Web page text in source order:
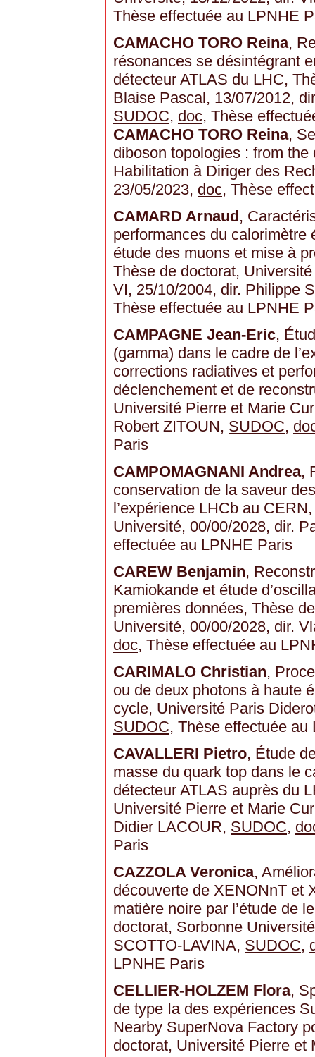
Thèse effectuée au LPNHE
CAMACHO TORO Reina,
résonances se désintégrant
détecteur ATLAS du LHC,
Blaise Pascal, 13/07/2012,
SUDOC, doc, Thèse
CAMACHO TORO Reina,
diboson topologies : from
Habilitation à Diriger des
23/05/2023, doc, Thèse
CAMARD Arnaud,
performances du calorimètre
étude des muons et mise à
Thèse de doctorat,
VI, 25/10/2004, dir. Philippe
Thèse effectuée au LPNHE
CAMPAGNE Jean-Eric,
(gamma) dans le cadre de
corrections radiatives et
déclenchement et de
Université Pierre et Marie
Robert ZITOUN, SUDOC,
Paris
CAMPOMAGNANI Andrea,
conservation de la saveur
l’expérience LHCb au
Université, 00/00/2028, dir.
effectuée au LPNHE Paris
CAREW Benjamin,
Kamiokande et étude
premières données, Thèse
Université, 00/00/2028, dir.
doc, Thèse effectuée au
CARIMALO Christian,
ou de deux photons à haute
cycle, Université Paris
SUDOC, Thèse effectuée au
CAVALLERI Pietro, Étude
masse du quark top dans le
détecteur ATLAS auprès du
Université Pierre et Marie
Didier LACOUR, SUDOC,
Paris
CAZZOLA Veronica,
découverte de XENONnT et
matière noire par l’étude de
doctorat, Sorbonne
SCOTTO-LAVINA, SUDOC,
LPNHE Paris
CELLIER-HOLZEM Flora,
de type Ia des expériences
Nearby SuperNova Factory
doctorat, Université Pierre et